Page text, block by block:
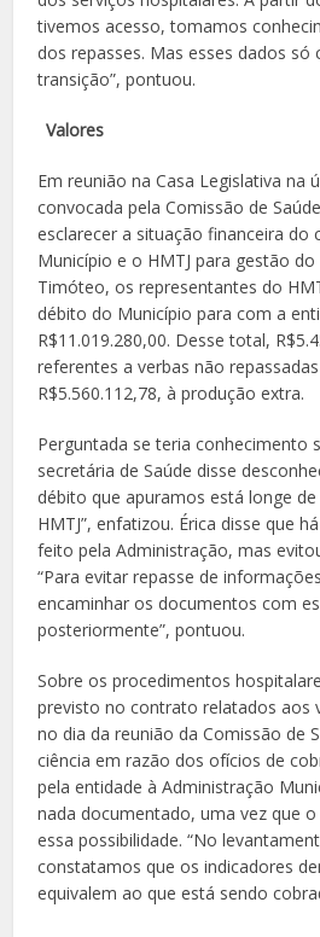
tivemos acesso, tomamos
dos repasses. Mas esses dados só
transição”, pontuou.
Valores
Em reunião na Casa Legislativa na
convocada pela Comissão de
esclarecer a situação financeira do
Município e o HMTJ para gestão
Timóteo, os representantes do
débito do Município para com a
R$11.019.280,00. Desse total,
referentes a verbas não
R$5.560.112,78, à produção extra.
Perguntada se teria conhecimento
secretária de Saúde disse
débito que apuramos está longe
HMTJ”, enfatizou. Érica disse que
feito pela Administração, mas
“Para evitar repasse de
encaminhar os documentos com
posteriormente”, pontuou.
Sobre os procedimentos
previsto no contrato relatados aos
no dia da reunião da Comissão de
ciência em razão dos ofícios de
pela entidade à Administração
nada documentado, uma vez que
essa possibilidade. “No
constatamos que os indicadores
equivalem ao que está sendo